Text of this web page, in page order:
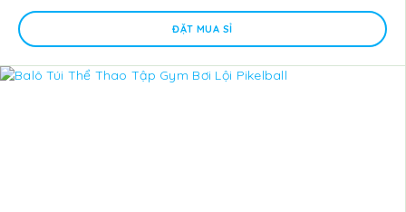
ĐẶT MUA SỈ